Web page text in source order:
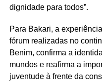
dignidade para todos”.
Para Bakari, a
fórum realizadas no
Benim, confirma a
mundos e reafirma a
juventude à frente da